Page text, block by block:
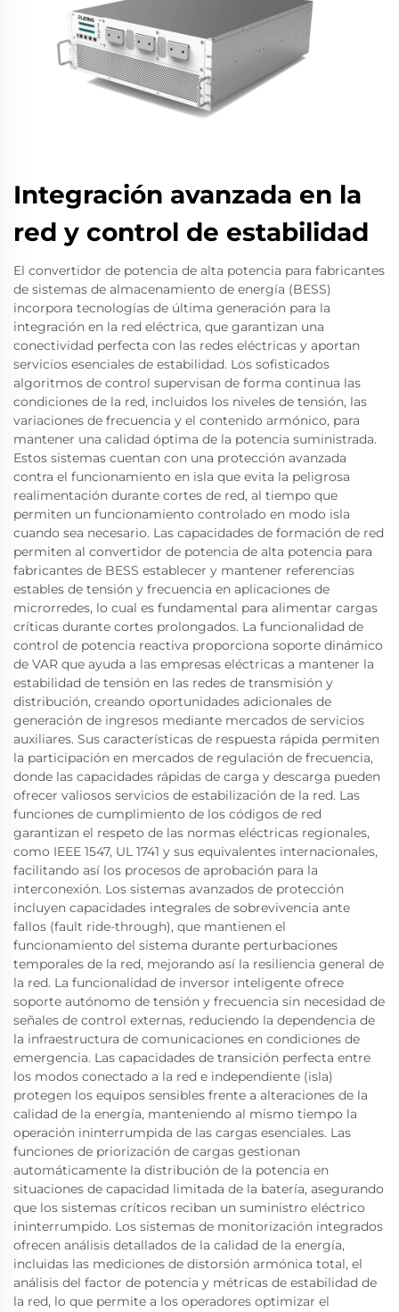
Integración avanzada en la
red y control de estabilidad
El convertidor de potencia de alta potencia para fabricantes
de sistemas de almacenamiento de energía (BESS)
incorpora tecnologías de última generación para la
integración en la red eléctrica, que garantizan una
conectividad perfecta con las redes eléctricas y aportan
servicios esenciales de estabilidad. Los sofisticados
algoritmos de control supervisan de forma continua las
condiciones de la red, incluidos los niveles de tensión, las
variaciones de frecuencia y el contenido armónico, para
mantener una calidad óptima de la potencia suministrada.
Estos sistemas cuentan con una protección avanzada
contra el funcionamiento en isla que evita la peligrosa
realimentación durante cortes de red, al tiempo que
permiten un funcionamiento controlado en modo isla
cuando sea necesario. Las capacidades de formación de red
permiten al convertidor de potencia de alta potencia para
fabricantes de BESS establecer y mantener referencias
estables de tensión y frecuencia en aplicaciones de
microrredes, lo cual es fundamental para alimentar cargas
críticas durante cortes prolongados. La funcionalidad de
control de potencia reactiva proporciona soporte dinámico
de VAR que ayuda a las empresas eléctricas a mantener la
estabilidad de tensión en las redes de transmisión y
distribución, creando oportunidades adicionales de
generación de ingresos mediante mercados de servicios
auxiliares. Sus características de respuesta rápida permiten
la participación en mercados de regulación de frecuencia,
donde las capacidades rápidas de carga y descarga pueden
ofrecer valiosos servicios de estabilización de la red. Las
funciones de cumplimiento de los códigos de red
garantizan el respeto de las normas eléctricas regionales,
como IEEE 1547, UL 1741 y sus equivalentes internacionales,
facilitando así los procesos de aprobación para la
interconexión. Los sistemas avanzados de protección
incluyen capacidades integrales de sobrevivencia ante
fallos (fault ride-through), que mantienen el
funcionamiento del sistema durante perturbaciones
temporales de la red, mejorando así la resiliencia general de
la red. La funcionalidad de inversor inteligente ofrece
soporte autónomo de tensión y frecuencia sin necesidad de
señales de control externas, reduciendo la dependencia de
la infraestructura de comunicaciones en condiciones de
emergencia. Las capacidades de transición perfecta entre
los modos conectado a la red e independiente (isla)
protegen los equipos sensibles frente a alteraciones de la
calidad de la energía, manteniendo al mismo tiempo la
operación ininterrumpida de las cargas esenciales. Las
funciones de priorización de cargas gestionan
automáticamente la distribución de la potencia en
situaciones de capacidad limitada de la batería, asegurando
que los sistemas críticos reciban un suministro eléctrico
ininterrumpido. Los sistemas de monitorización integrados
ofrecen análisis detallados de la calidad de la energía,
incluidas las mediciones de distorsión armónica total, el
análisis del factor de potencia y métricas de estabilidad de
la red, lo que permite a los operadores optimizar el